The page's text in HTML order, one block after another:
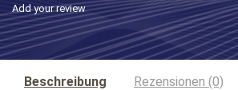
Add your review
Beschreibung Rezensionen (0)